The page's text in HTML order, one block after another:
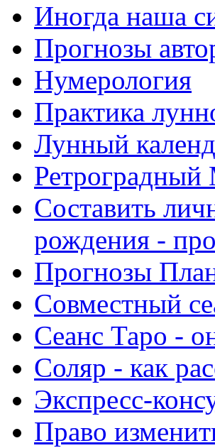
Иногда наша
Прогнозы
Нумерология
Практика
Лунный
Ретроградный
Составить
рождения -
Прогнозы
Совместный
Сеанс Таро -
Соляр - как
Экспресс-
Право